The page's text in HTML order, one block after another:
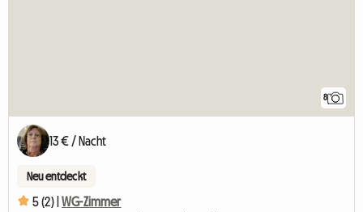
8
13 € / Nacht
Neu entdeckt
5 (2) | WG-Zimmer